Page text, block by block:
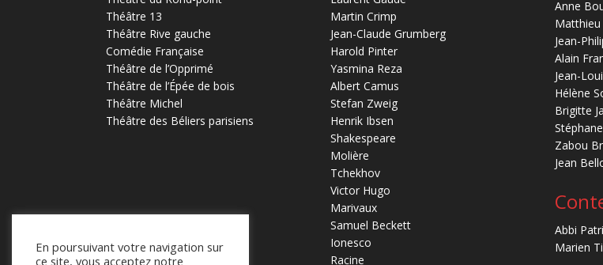
Théâtre 13
Théâtre Rive gauche
Comédie Française
Théâtre de l’Opprimé
Théâtre de l’Épée de bois
Théâtre Michel
Théâtre des Béliers parisiens
Martin Crimp
Jean-Claude Grumberg
Harold Pinter
Yasmina Reza
Albert Camus
Stefan Zweig
Henrik Ibsen
Shakespeare
Molière
Tchekhov
Victor Hugo
Marivaux
Samuel Beckett
Ionesco
Racine
Anne
Matthieu
Jean-
Alain
Jean-
Hélène
Brigitte
Zabou
Jean
Abbi
Marien
En poursuivant votre navigation sur
ce site, vous acceptez notre